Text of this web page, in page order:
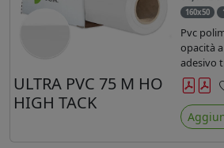
ULTRA PVC 75 M HO
HIGH TACK
160x50
Pvc
opacità
adesivo
hotmelt
anni
lati.
Bs1d0.